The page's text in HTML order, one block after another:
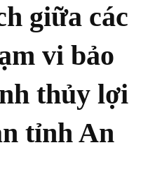
giữa các
vi bảo
thủy lợi
tỉnh An